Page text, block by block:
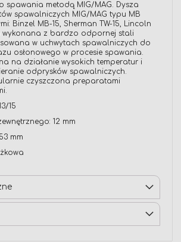
spawania metodą MIG/MAG. Dysza
spawalniczych MIG/MAG typu MB
Binzel MB-15, Sherman TW-15, Lincoln
wykonana z bardzo odpornej stali
w uchwytach spawalniczych do
osłonowego w procesie spawania.
na działanie wysokich temperatur i
odprysków spawalniczych.
czyszczona preparatami
15
12 mm
mm